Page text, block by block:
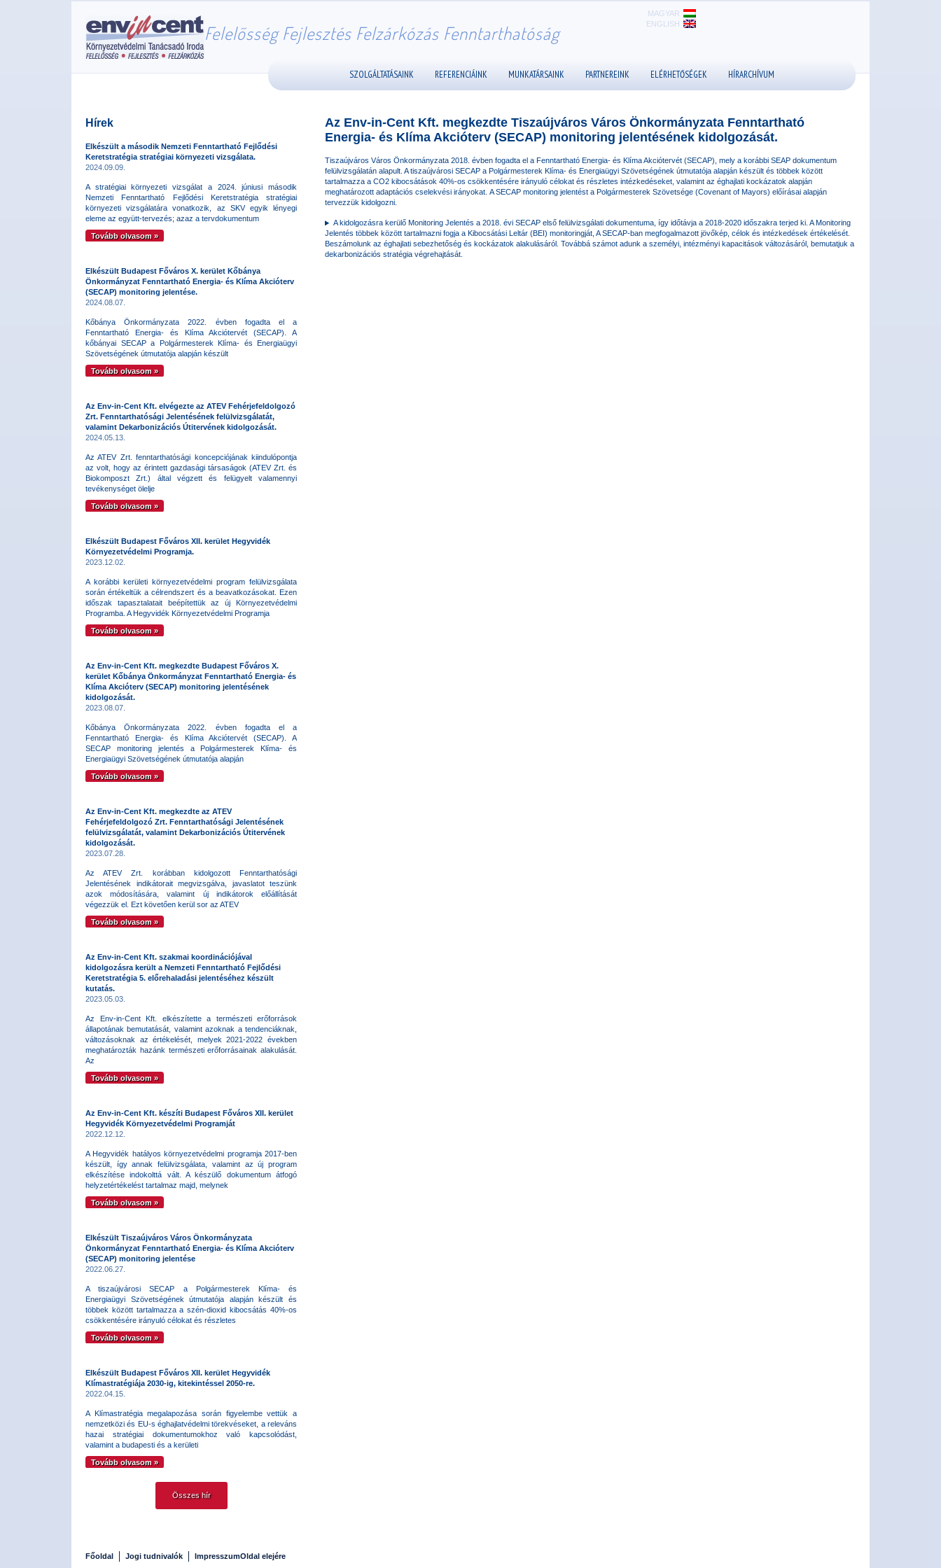
Felelősség Fejlesztés Felzárkózás Fenntarthatóság
MAGYAR
ENGLISH
SZOLGÁLTATÁSAINK REFERENCIÁINK MUNKATÁRSAINK PARTNEREINK ELÉRHETŐSÉGEK HÍRARCHÍVUM
Hírek
Elkészült a második Nemzeti Fenntartható Fejlődési
Keretstratégia stratégiai környezeti vizsgálata.
2024.09.09.
A stratégiai környezeti vizsgálat a 2024. júniusi második
Nemzeti Fenntartható Fejlődési Keretstratégia stratégiai
környezeti vizsgálatára vonatkozik, az SKV egyik lényegi
eleme az együtt-tervezés; azaz a tervdokumentum
Tovább olvasom »
Elkészült Budapest Főváros X. kerület Kőbánya
Önkormányzat Fenntartható Energia- és Klíma Akcióterv
(SECAP) monitoring jelentése.
2024.08.07.
Kőbánya Önkormányzata 2022. évben fogadta el a
Fenntartható Energia- és Klíma Akciótervét (SECAP). A
kőbányai SECAP a Polgármesterek Klíma- és Energiaügyi
Szövetségének útmutatója alapján készült
Tovább olvasom »
Az Env-in-Cent Kft. elvégezte az ATEV Fehérjefeldolgozó
Zrt. Fenntarthatósági Jelentésének felülvizsgálatát,
valamint Dekarbonizációs Útitervének kidolgozását.
2024.05.13.
Az ATEV Zrt. fenntarthatósági koncepciójának kiindulópontja
az volt, hogy az érintett gazdasági társaságok (ATEV Zrt. és
Biokomposzt Zrt.) által végzett és felügyelt valamennyi
tevékenységet ölelje
Tovább olvasom »
Elkészült Budapest Főváros XII. kerület Hegyvidék
Környezetvédelmi Programja.
2023.12.02.
A korábbi kerületi környezetvédelmi program felülvizsgálata
során értékeltük a célrendszert és a beavatkozásokat. Ezen
időszak tapasztalatait beépítettük az új Környezetvédelmi
Programba. A Hegyvidék Környezetvédelmi Programja
Tovább olvasom »
Az Env-in-Cent Kft. megkezdte Budapest Főváros X.
kerület Kőbánya Önkormányzat Fenntartható Energia- és
Klíma Akcióterv (SECAP) monitoring jelentésének
kidolgozását.
2023.08.07.
Kőbánya Önkormányzata 2022. évben fogadta el a
Fenntartható Energia- és Klíma Akciótervét (SECAP). A
SECAP monitoring jelentés a Polgármesterek Klíma- és
Energiaügyi Szövetségének útmutatója alapján
Tovább olvasom »
Az Env-in-Cent Kft. megkezdte az ATEV
Fehérjefeldolgozó Zrt. Fenntarthatósági Jelentésének
felülvizsgálatát, valamint Dekarbonizációs Útitervének
kidolgozását.
2023.07.28.
Az ATEV Zrt. korábban kidolgozott Fenntarthatósági
Jelentésének indikátorait megvizsgálva, javaslatot teszünk
azok módosítására, valamint új indikátorok előállítását
végezzük el. Ezt követően kerül sor az ATEV
Tovább olvasom »
Az Env-in-Cent Kft. szakmai koordinációjával
kidolgozásra került a Nemzeti Fenntartható Fejlődési
Keretstratégia 5. előrehaladási jelentéséhez készült
kutatás.
2023.05.03.
Az Env-in-Cent Kft. elkészítette a természeti erőforrások
állapotának bemutatását, valamint azoknak a tendenciáknak,
változásoknak az értékelését, melyek 2021-2022 években
meghatározták hazánk természeti erőforrásainak alakulását.
Az
Tovább olvasom »
Az Env-in-Cent Kft. készíti Budapest Főváros XII. kerület
Hegyvidék Környezetvédelmi Programját
2022.12.12.
A Hegyvidék hatályos környezetvédelmi programja 2017-ben
készült, így annak felülvizsgálata, valamint az új program
elkészítése indokolttá vált. A készülő dokumentum átfogó
helyzetértékelést tartalmaz majd, melynek
Tovább olvasom »
Elkészült Tiszaújváros Város Önkormányzata
Önkormányzat Fenntartható Energia- és Klíma Akcióterv
(SECAP) monitoring jelentése
2022.06.27.
A tiszaújvárosi SECAP a Polgármesterek Klíma- és
Energiaügyi Szövetségének útmutatója alapján készült és
többek között tartalmazza a szén-dioxid kibocsátás 40%-os
csökkentésére irányuló célokat és részletes
Tovább olvasom »
Elkészült Budapest Főváros XII. kerület Hegyvidék
Klímastratégiája 2030-ig, kitekintéssel 2050-re.
2022.04.15.
A Klímastratégia megalapozása során figyelembe vettük a
nemzetközi és EU-s éghajlatvédelmi törekvéseket, a releváns
hazai stratégiai dokumentumokhoz való kapcsolódást,
valamint a budapesti és a kerületi
Tovább olvasom »
Összes hír
Az Env-in-Cent Kft. megkezdte Tiszaújváros Város Önkormányzata Fenntartható
Energia- és Klíma Akcióterv (SECAP) monitoring jelentésének kidolgozását.
Tiszaújváros Város Önkormányzata 2018. évben fogadta el a Fenntartható Energia- és Klíma Akciótervét (SECAP), mely a korábbi SEAP dokumentum
felülvizsgálatán alapult. A tiszaújvárosi SECAP a Polgármesterek Klíma- és Energiaügyi Szövetségének útmutatója alapján készült és többek között
tartalmazza a CO2 kibocsátások 40%-os csökkentésére irányuló célokat és részletes intézkedéseket, valamint az éghajlati kockázatok alapján
meghatározott adaptációs cselekvési irányokat. A SECAP monitoring jelentést a Polgármesterek Szövetsége (Covenant of Mayors) előírásai alapján
tervezzük kidolgozni.
A kidolgozásra kerülő Monitoring Jelentés a 2018. évi SECAP első felülvizsgálati dokumentuma, így időtávja a 2018-2020 időszakra terjed ki. A Monitoring
Jelentés többek között tartalmazni fogja a Kibocsátási Leltár (BEI) monitoringját, A SECAP-ban megfogalmazott jövőkép, célok és intézkedések értékelését.
Beszámolunk az éghajlati sebezhetőség és kockázatok alakulásáról. Továbbá számot adunk a személyi, intézményi kapacitások változásáról, bemutatjuk a
dekarbonizációs stratégia végrehajtását.
Főoldal Jogi tudnivalók ImpresszumOldal elejére